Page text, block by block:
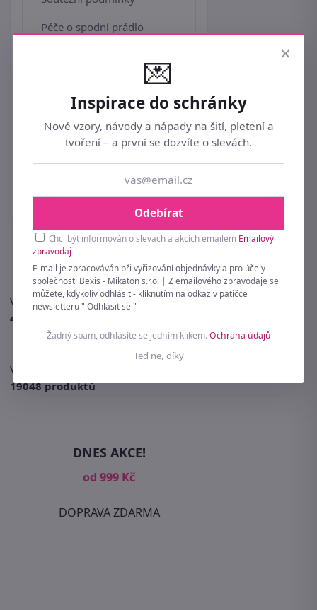
Péče o spodní prádlo
Zásady používaní cookie
Vánoční informace
Kontakt
Vyexpedovali jsme už
48824 objednávek
V eshopu najdete celkem
19048 produktů
DNES AKCE!
od 999 Kč
DOPRAVA ZDARMA
×
💌
Inspirace do schránky
Nové vzory, návody a nápady na šití, pletení a
tvoření – a první se dozvíte o slevách.
Odebírat
Chci být informován o slevách a akcích emailem Emailový
zpravodaj
E-mail je zpracováván při vyřizování objednávky a pro účely
společnosti Bexis - Mikaton s.r.o. | Z emailového zpravodaje se
můžete, kdykoliv odhlásit - kliknutím na odkaz v patičce
newsletteru " Odhlásit se "
Žádný spam, odhlásíte se jedním klikem.Ochrana údajů
Teď ne, díky